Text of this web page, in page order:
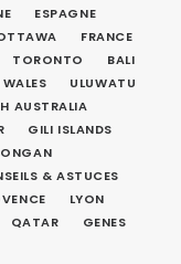
ESPAGNE
FRANCE
TORONTO
BALI
ULUWATU
AUSTRALIA
GILI ISLANDS
& ASTUCES
LYON
QATAR
GENES